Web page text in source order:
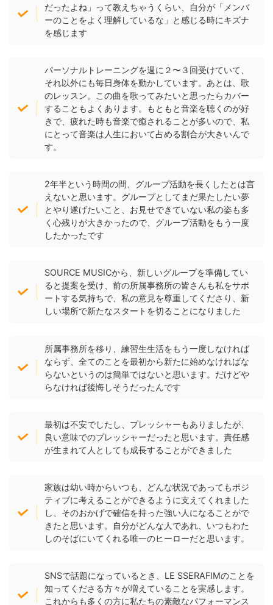
だったよね」って教えちゃうくらい、自分が「メンバ
ーのことをよく理解しているな」と感じる時にキズナ
を感じます
パーソナルトレーニングを週に２〜３回受けていて、
それ以外にも毎日身体を動かしています。あとは、歌
のレッスン。この曲を歌ってみたいと思ったらカバー
することもよくあります。もともと音楽を聴くのが好
きで、疲れた時も音楽で癒されることが多いので、私
にとって音楽は人生において占める割合が大きいんで
す。
2年半という時間の間、グループ活動を長くしたとは言
えないと思います。グループとしてまだ果たしたい夢
とやり遂げたいこと、お見せできていない私の姿も多
く心残りが大きかったので、グループ活動をもう一度
したかったです
SOURCE MUSICから、新しいグループを準備してい
ると提案を受け、前の所属事務所の皆さんも私をサポ
ートする気持ちで、私の意見を尊重してくださり、新
しい場所で新たなスタートを切ることになりました
所属事務所を移り、練習生生活をもう一度しなければ
ならず、全てのことを最初から新たに始めなければな
らないというのは簡単ではないと思います。だけどや
らなければ後悔しそうだったんです
最初は不安でしたし、プレッシャーもありましたが、
良い意味でのプレッシャーだったと思います。責任感
が生まれて人としても成長することができました
家族は幼い時からいつも、どんな状況であってもポジ
ティブに考えることができるように支えてくれました
し、そのおかげで確信を持った強い人になることがで
きたと思います。自分がどんな人であれ、いつもわた
しのそばにいてくれる唯一のヒーローだと思います。
SNSで話題になっているとき、LE SSERAFIMのことを
知ってくださる方々が増えていることを実感します。
これからも多くの方に私たちの素敵なパフォーマンス